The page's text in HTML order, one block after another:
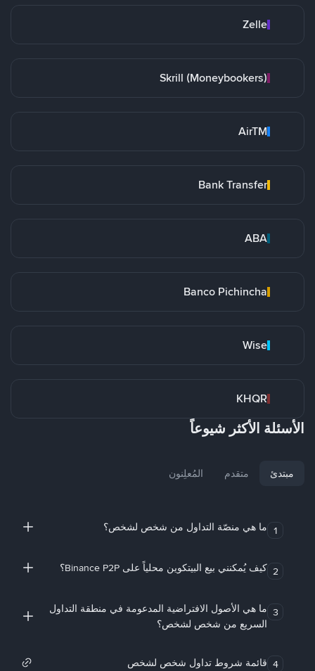
Zelle
Skrill (Moneybookers)
AirTM
Bank Transfer
ABA
Banco Pichincha
Wise
KHQR
الأسئلة الأكثر شيوعاً
مبتدئ متقدم المُعلِنون
1 ما هي منصّة التداول من شخص لشخص؟
2 كيف يُمكنني بيع البيتكوين محلياً على Binance P2P؟
3 ما هي الأصول الافتراضية المدعومة في منطقة التداول
السريع من شخص لشخص؟
4 قائمة شروط تداول شخص لشخص